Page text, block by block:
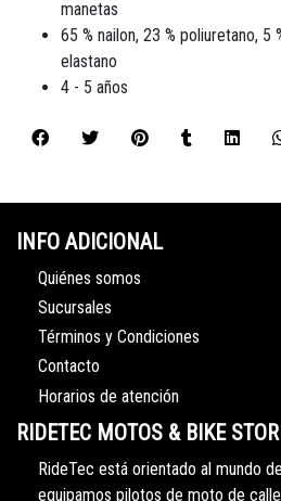
manetas
65 % nailon, 23 % poliuretano, 5
elastano
4 - 5 años
INFO ADICIONAL
Quiénes somos
Sucursales
Términos y Condiciones
Contacto
Horarios de atención
RIDETEC MOTOS & BIKE
RideTec está orientado al mundo
equipamos pilotos de moto de